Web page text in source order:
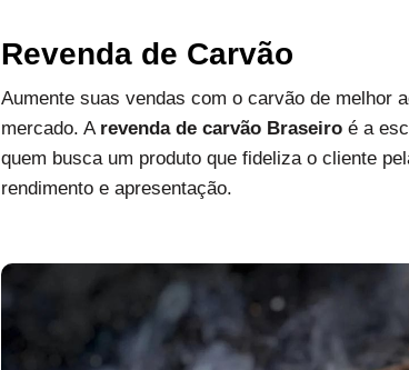
Revenda de Carvão
Aumente suas vendas com o carvão de melhor
mercado. A revenda de carvão Braseiroé a
quem busca um produto que fideliza o cliente
rendimento e apresentação.